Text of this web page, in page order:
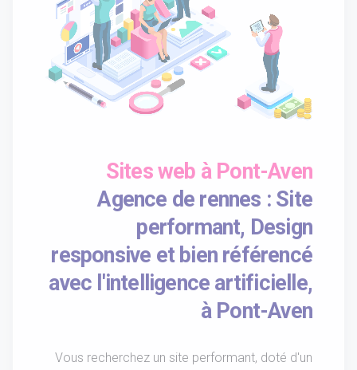
Sites web à Pont-Aven
Agence de rennes : Site
performant, Design
responsive et bien référencé
avec l'intelligence artificielle,
à Pont-Aven
Vous recherchez un site performant, doté d'un